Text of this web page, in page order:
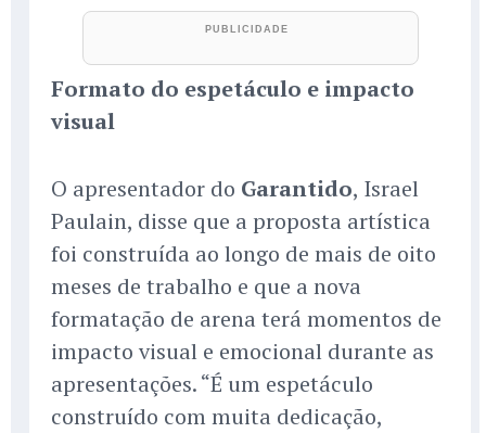
Formato do espetáculo e impacto
visual
O apresentador do Garantido, Israel
Paulain, disse que a proposta artística
foi construída ao longo de mais de oito
meses de trabalho e que a nova
formatação de arena terá momentos de
impacto visual e emocional durante as
apresentações. “É um espetáculo
construído com muita dedicação,